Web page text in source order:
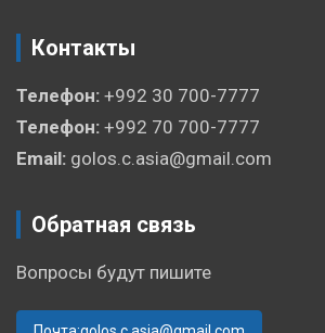
Контакты
Телефон: +992 30 700-7777
Телефон: +992 70 700-7777
Email: golos.c.asia@gmail.com
Обратная связь
Вопросы будут пишите